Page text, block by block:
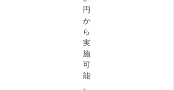
円
か
ら
実
施
可
能